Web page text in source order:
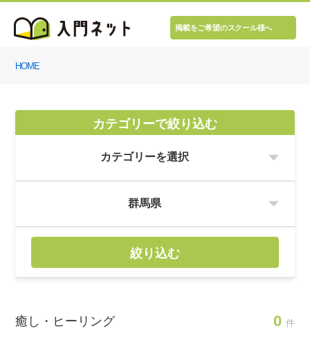
掲載をご希望のスクール様へ
HOME
カテゴリーで絞り込む
絞り込む
癒し・ヒーリング 0 件